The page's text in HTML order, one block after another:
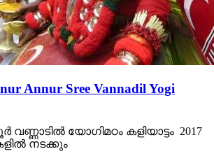
Annur Sree Vannadil Yogi
യോഗിമഠം കളിയാട്ടം 2017
നടക്കും